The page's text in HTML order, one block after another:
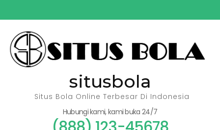
ke
konten
(Tekan
Enter)
situsbola
Situs Bola Online Terbesar Di Indonesia
Hubungi kami, kami buka 24/7